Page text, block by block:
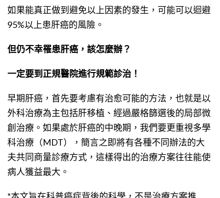
如果能真正做到避免以上因素的發生，可能可以迴避
95%以上患肝癌的風險。
但仍不幸罹患肝癌，該怎麼辦？
一定要到正規醫院進行規範診治！
早期肝癌，首先要考慮有治愈可能的方法，也就是以
外科治療為主包括肝移植、經過嚴格篩選後的局部微
創治療。如果處於肝癌的中晚期，我們要更重視多學
科治療（MDT），簡言之即將有各種不同辦法的大
夫共同商量診療方式，這樣得出的治療方案往往能使
病人獲益最大。